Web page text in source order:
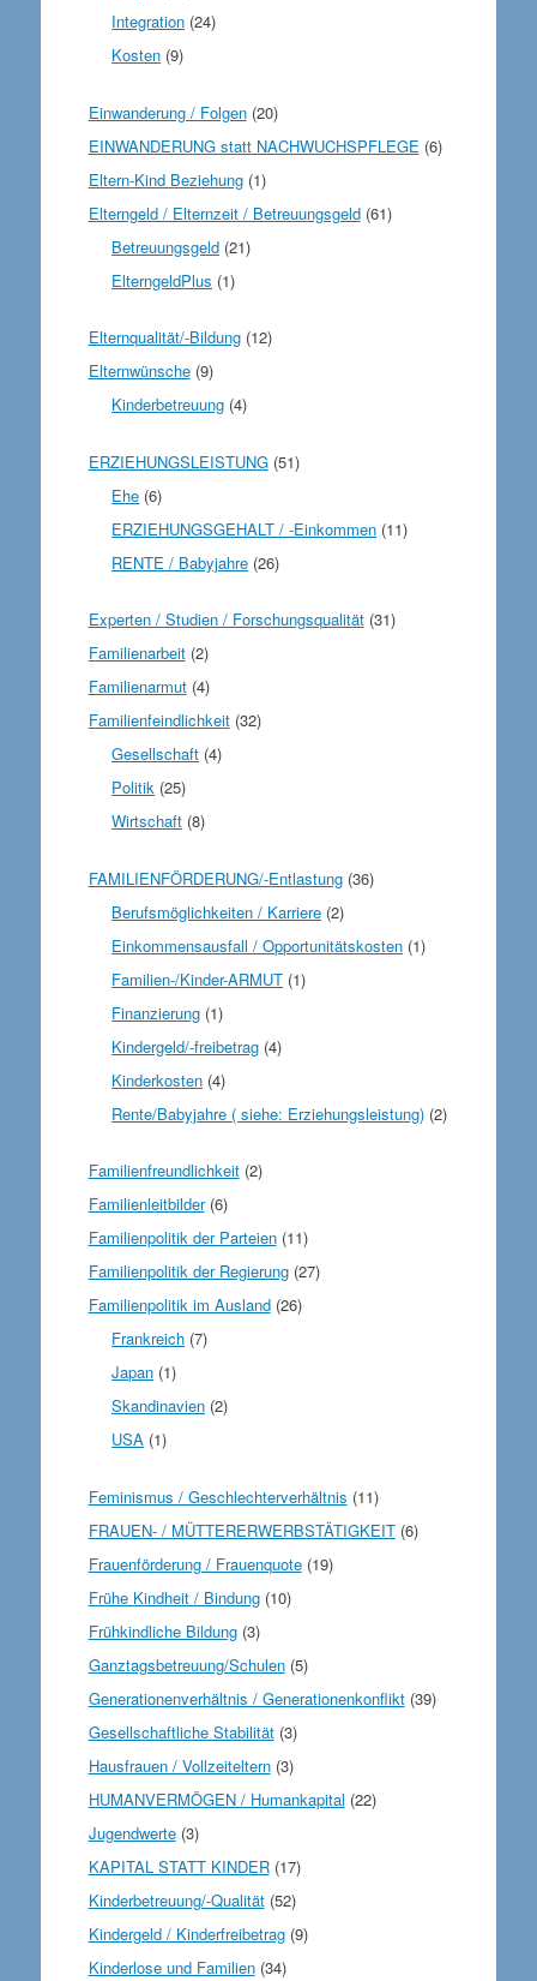
Integration (24)
Kosten (9)
Einwanderung / Folgen(20)
EINWANDERUNG statt NACHWUCHSPFLEGE (6)
Eltern-Kind Beziehung(1)
Elterngeld / Elternzeit / Betreuungsgeld(61)
Betreuungsgeld (21)
ElterngeldPlus (1)
Elternqualität/-Bildung(12)
Elternwünsche(9)
Kinderbetreuung (4)
ERZIEHUNGSLEISTUNG(51)
Ehe (6)
ERZIEHUNGSGEHALT / -Einkommen (11)
RENTE / Babyjahre (26)
Experten / Studien / Forschungsqualität(31)
Familienarbeit(2)
Familienarmut(4)
Familienfeindlichkeit(32)
Gesellschaft (4)
Politik (25)
Wirtschaft (8)
FAMILIENFÖRDERUNG/-Entlastung(36)
Berufsmöglichkeiten / Karriere (2)
Einkommensausfall / Opportunitätskosten (1)
Familien-/Kinder-ARMUT (1)
Finanzierung (1)
Kindergeld/-freibetrag (4)
Kinderkosten (4)
Rente/Babyjahre ( siehe: Erziehungsleistung) (2)
Familienfreundlichkeit(2)
Familienleitbilder(6)
Familienpolitik der Parteien(11)
Familienpolitik der Regierung(27)
Familienpolitik im Ausland(26)
Frankreich (7)
Japan (1)
Skandinavien (2)
USA (1)
Feminismus / Geschlechterverhältnis (11)
FRAUEN- / MÜTTERERWERBSTÄTIGKEIT(6)
Frauenförderung / Frauenquote(19)
Frühe Kindheit / Bindung(10)
Frühkindliche Bildung(3)
Ganztagsbetreuung/Schulen(5)
Generationenverhältnis / Generationenkonflikt(39)
Gesellschaftliche Stabilität(3)
Hausfrauen / Vollzeiteltern(3)
HUMANVERMÖGEN / Humankapital (22)
Jugendwerte(3)
KAPITAL STATT KINDER(17)
Kinderbetreuung/-Qualität(52)
Kindergeld / Kinderfreibetrag(9)
Kinderlose und Familien(34)